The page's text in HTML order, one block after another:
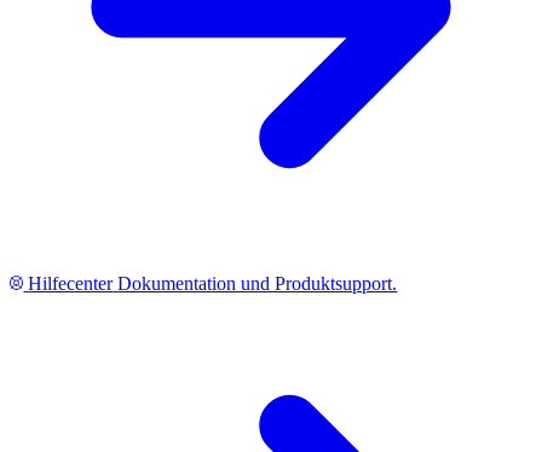
Hilfecenter Dokumentation und Produktsupport.